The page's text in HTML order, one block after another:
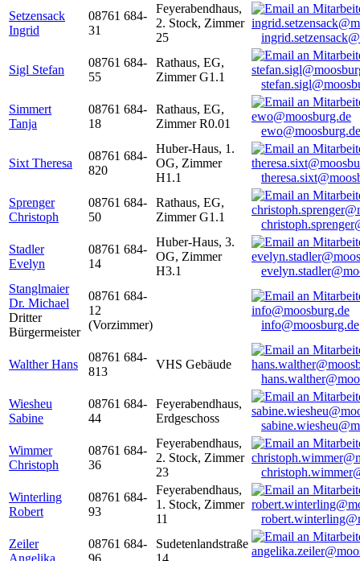
Setzensack
Ingrid
08761 684-
31
Feyerabendhaus,
2. Stock, Zimmer
25
Sigl Stefan
08761 684-
55
Rathaus, EG,
Zimmer G1.1
Simmert
Tanja
08761 684-
18
Rathaus, EG,
Zimmer R0.01
ewo@moosburg.de
Sixt Theresa
08761 684-
820
Huber-Haus, 1.
OG, Zimmer
H1.1
Sprenger
Christoph
08761 684-
50
Rathaus, EG,
Zimmer G1.1
Stadler
Evelyn
08761 684-
14
Huber-Haus, 3.
OG, Zimmer
H3.1
Stanglmaier
Dr. Michael
Dritter
Bürgermeister
08761 684-
12
(Vorzimmer)
info@moosburg.de
Walther Hans
08761 684-
813
VHS Gebäude
Wiesheu
Sabine
08761 684-
44
Feyerabendhaus,
Erdgeschoss
Wimmer
Christoph
08761 684-
36
Feyerabendhaus,
2. Stock, Zimmer
23
Winterling
Robert
08761 684-
93
Feyerabendhaus,
1. Stock, Zimmer
11
Zeiler
Angelika
08761 684-
96
Sudetenlandstraße
14